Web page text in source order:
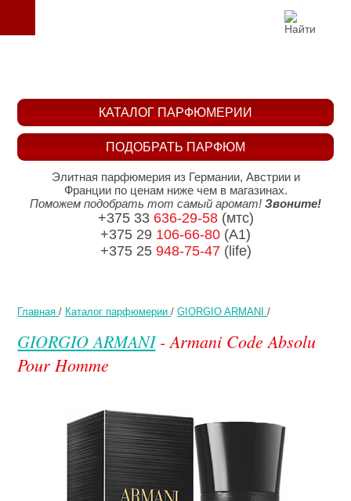
Главная / Каталог парфюмерии /GIORGIO ARMANI /
GIORGIO ARMANI- Armani Code Absolu
Pour Homme
ПОДОБРАТЬ ПАРФЮМ
КАТАЛОГ ПАРФЮМЕРИИ
Элитная парфюмерия из Германии, Австрии и
Франции по ценам ниже чем в магазинах.
Поможем подобрать тот самый аромат! Звоните!
+375 33 636-29-58(мтс)
+375 29 106-66-80 (A1)
+375 25 948-75-47(life)